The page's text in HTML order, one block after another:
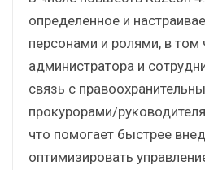
определенное и
персонами и ролями, в том
администратора и
связь с
прокурорами/
что помогает быстрее
оптимизировать